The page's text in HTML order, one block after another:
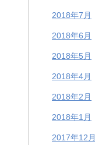
2018年7月
2018年6月
2018年5月
2018年4月
2018年2月
2018年1月
2017年12月